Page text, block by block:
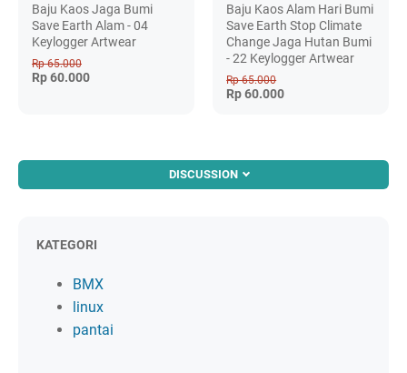
Baju Kaos Jaga Bumi
Save Earth Alam - 04
Keylogger Artwear
Rp 65.000
Rp 60.000
Baju Kaos Alam Hari Bumi
Save Earth Stop Climate
Change Jaga Hutan Bumi
- 22 Keylogger Artwear
Rp 65.000
Rp 60.000
DISCUSSION
KATEGORI
BMX
linux
pantai